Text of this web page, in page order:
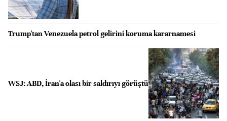
Trump'tan Venezuela petrol gelirini koruma kararnamesi
WSJ: ABD, İran'a olası bir saldırıyı görüştü